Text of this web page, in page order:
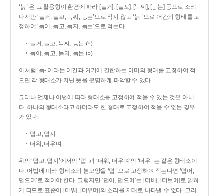
‘늙-’은 그 활용형이 환경에 따라 [늘거], [늘꼬], [늑찌], [능는] 등으로 소리
나지만 ‘늘거, 늘꼬, 늑찌, 능는’으로 적지 않고 ‘늙-’으로 어간의 형태를 고
정하여 ‘늙어, 늙고, 늙지, 늙는’으로 적는다.
늘거, 늘꼬, 늑찌, 능는 (×)
늙어, 늙고, 늙지, 늙는 (○)
이처럼 ‘늙-­’이라는 어간과 거기에 결합하는 어미의 형태를 고정하여 적
으면 각 형태소가 지닌 뜻을 분명하게 파악할 수 있다.
그러나 언제나 어법에 따라 형태소를 고정하여 적을 수 있는 것은 아니
다. 하나의 형태소라고 하더라도 한 형태로 고정하여 적을 수 없는 경우
가 있다.
덥고, 덥지
더워, 더우며
위의 ‘덥고, 덥지’에서의 ‘덥-­’과 ‘더워, 더우며’의 ‘더우-­’는 같은 형태소이
다. 어법에 따라 형태소의 본모양을 ‘덥-­’으로 고정하여 적는다면 ‘덥어,
덥으며’로 적어야 한다. 그렇지만 ‘덥어, 덥으며’는 [더버], [더브며]로 읽히
게 되므로 표준어 [더워], [더우며]의 소리를 제대로 나타낼 수 없다. 그러